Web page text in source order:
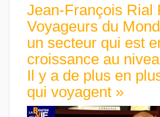
Jean-François Rial
Voyageurs du
un secteur qui est
croissance au
Il y a de plus en
qui voyagent »